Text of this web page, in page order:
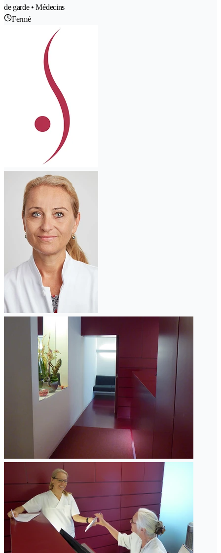
de garde • Médecins
Fermé